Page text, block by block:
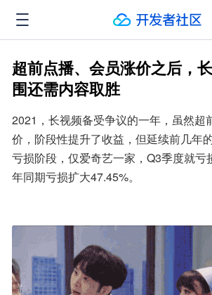
超前点播、会员涨价之后，
围还需内容取胜
2021，长视频备受争议的一年，虽然超
价，阶段性提升了收益，但延续前几年
亏损阶段，仅爱奇艺一家，Q3季度就亏
年同期亏损扩大47.45%。